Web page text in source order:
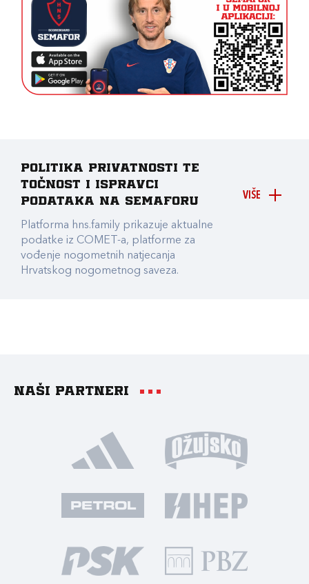
VIŠE
Politika privatnosti te
točnost i ispravci
podataka na Semaforu
Platforma hns.family prikazuje aktualne
podatke iz COMET-a, platforme za
vođenje nogometnih natjecanja
Hrvatskog nogometnog saveza.
Naši partneri